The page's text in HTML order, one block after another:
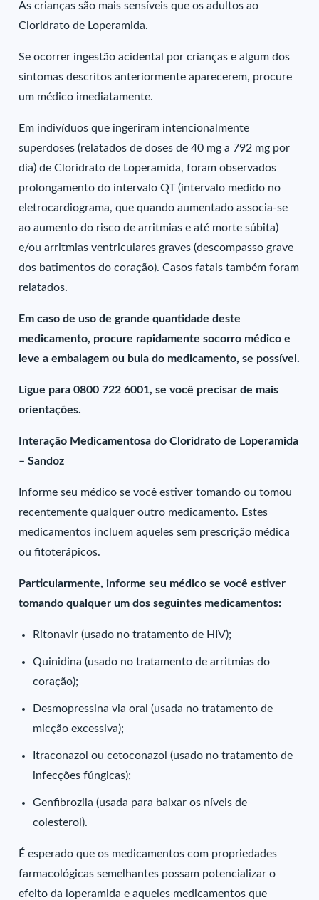
As crianças são mais sensíveis que os adultos ao
Cloridrato de Loperamida.
Se ocorrer ingestão acidental por crianças e algum dos
sintomas descritos anteriormente aparecerem, procure
um médico imediatamente.
Em indivíduos que ingeriram intencionalmente
superdoses (relatados de doses de 40 mg a 792 mg por
dia) de Cloridrato de Loperamida, foram observados
prolongamento do intervalo QT (intervalo medido no
eletrocardiograma, que quando aumentado associa-se
ao aumento do risco de arritmias e até morte súbita)
e/ou arritmias ventriculares graves (descompasso grave
dos batimentos do coração). Casos fatais também foram
relatados.
Em caso de uso de grande quantidade deste
medicamento, procure rapidamente socorro médico e
leve a embalagem ou bula do medicamento, se possível.
Ligue para 0800 722 6001, se você precisar de mais
orientações.
Interação Medicamentosa do Cloridrato de Loperamida
– Sandoz
Informe seu médico se você estiver tomando ou tomou
recentemente qualquer outro medicamento. Estes
medicamentos incluem aqueles sem prescrição médica
ou fitoterápicos.
Particularmente, informe seu médico se você estiver
tomando qualquer um dos seguintes medicamentos:
Ritonavir (usado no tratamento de HIV);
Quinidina (usado no tratamento de arritmias do
coração);
Desmopressina via oral (usada no tratamento de
micção excessiva);
Itraconazol ou cetoconazol (usado no tratamento de
infecções fúngicas);
Genfibrozila (usada para baixar os níveis de
colesterol).
É esperado que os medicamentos com propriedades
farmacológicas semelhantes possam potencializar o
efeito da loperamida e aqueles medicamentos que